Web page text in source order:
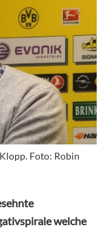
Foto: Robin
welche